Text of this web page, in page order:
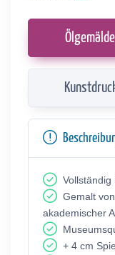
Gemalt
akademischer
+ 4 cm